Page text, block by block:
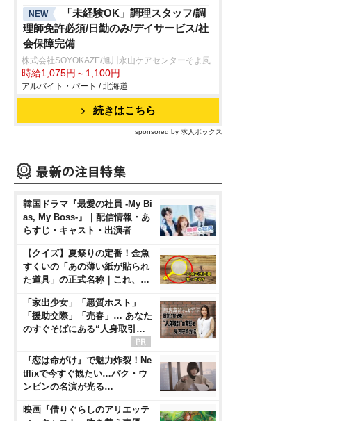
NEW
「未経験OK」調理スタッフ/調
理師免許必須/日勤のみ/デイサービス/社
会保障完備
株式会社SOYOKAZE/旭川永山ケアセンターそよ風
時給1,075円～1,100円
アルバイト・パート / 北海道
続きはこちら
sponsored by 求人ボックス
韓国ドラマ『最愛の社員 -My Bi
as, My Boss-』｜配信情報・あ
らすじ・キャスト・出演者
【クイズ】夏祭りの定番！金魚
すくいの「あの薄い紙が貼られ
た道具」の正式名称｜これ、…
「家出少女」「悪質ホスト」
「援助交際」「売春」… あなた
のすぐそばにある“人身取引…
『恋は命がけ』で魅力炸裂！Ne
tflixで今すぐ観たい…パク・ウ
ンビンの名演が光る…
映画『借りぐらしのアリエッテ